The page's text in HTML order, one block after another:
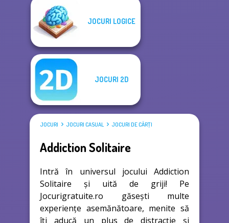
JOCURI LOGICE
JOCURI 2D
JOCURI JOCURI CASUAL JOCURI DE CĂRŢI
Addiction Solitaire
Intră în universul jocului Addiction
Solitaire și uită de griji! Pe
Jocurigratuite.ro găsești multe
experiențe asemănătoare, menite să
îți aducă un plus de distracție și